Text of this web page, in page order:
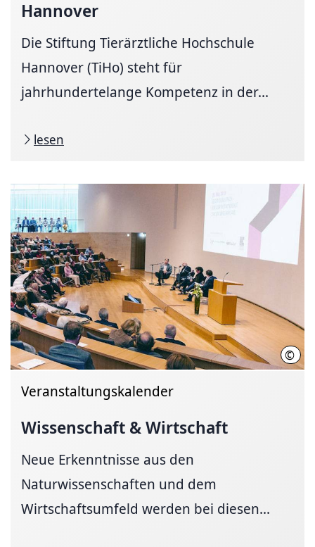
Hannover
Die Stiftung Tierärztliche Hochschule
Hannover (TiHo) steht für
jahrhundertelange Kompetenz in der...
lesen
©
Veranstaltungskalender
Wissenschaft & Wirtschaft
Neue Erkenntnisse aus den
Naturwissenschaften und dem
Wirtschaftsumfeld werden bei diesen...